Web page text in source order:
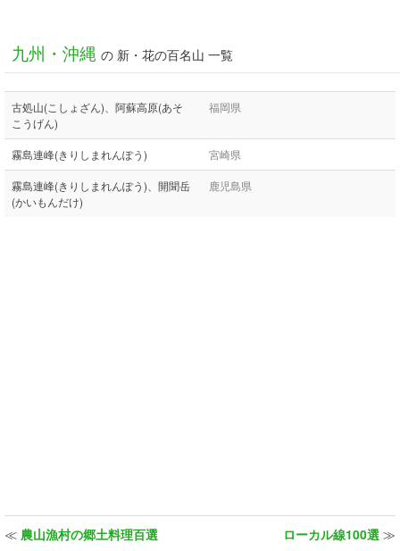
九州・沖縄 の 新・花の百名山 一覧
古処山(こしょざん)、阿蘇高原(あそ
こうげん)
福岡県
霧島連峰(きりしまれんぽう) 宮崎県
霧島連峰(きりしまれんぽう)、開聞岳
(かいもんだけ)
鹿児島県
≪ 農山漁村の郷土料理百選 ローカル線100選 ≫